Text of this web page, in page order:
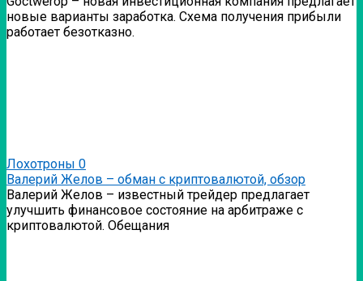
новые варианты заработка. Схема получения прибыли
работает безотказно.
Лохотроны 0
Валерий Желов – обман с криптовалютой, обзор
Валерий Желов – известный трейдер предлагает
улучшить финансовое состояние на арбитраже с
криптовалютой. Обещания